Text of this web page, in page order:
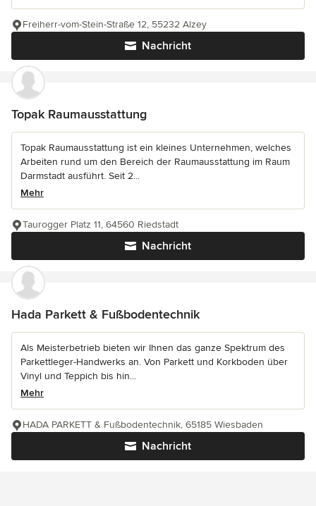
Nachricht
Freiherr-vom-Stein-Straße 12, 55232 Alzey
Topak Raumausstattung
Topak Raumausstattung ist ein kleines Unternehmen, welches
Arbeiten rund um den Bereich der Raumausstattung im Raum
Darmstadt ausführt. Seit 2...
Mehr
Nachricht
Taurogger Platz 11, 64560 Riedstadt
Hada Parkett & Fußbodentechnik
Als Meisterbetrieb bieten wir Ihnen das ganze Spektrum des
Parkettleger-Handwerks an. Von Parkett und Korkboden über
Vinyl und Teppich bis hin...
Mehr
Nachricht
HADA PARKETT & Fußbodentechnik, 65185 Wiesbaden